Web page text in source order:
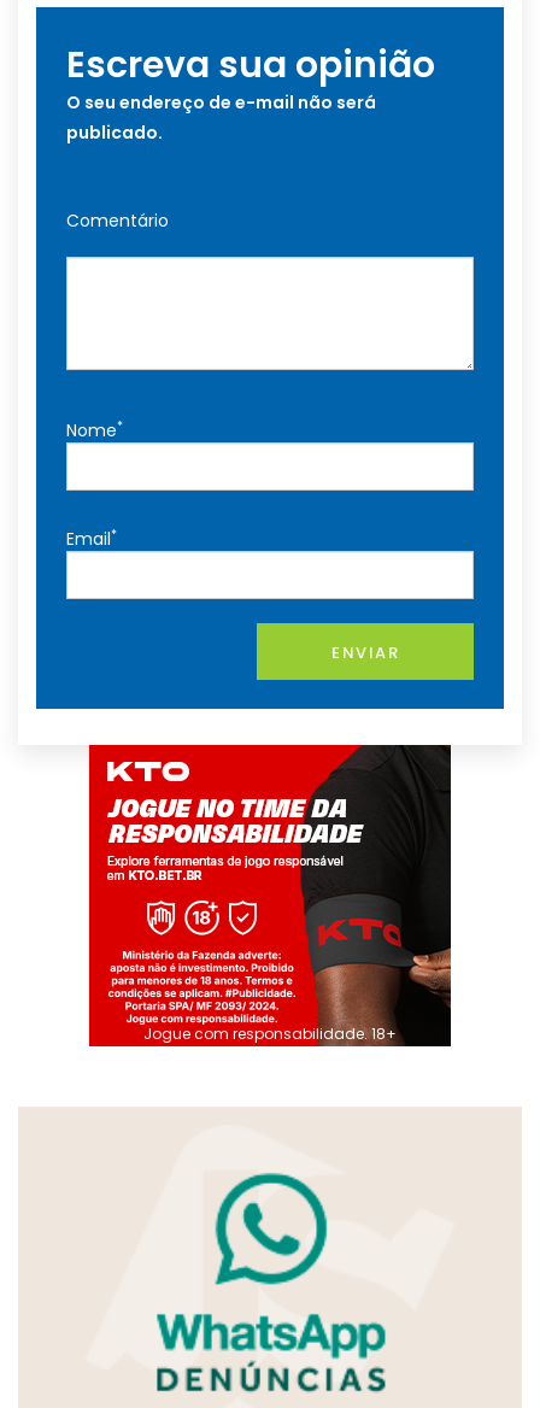
Escreva sua opinião
O seu endereço de e-mail não será
publicado.
Comentário
Nome*
Email*
ENVIAR
Jogue com responsabilidade. 18+